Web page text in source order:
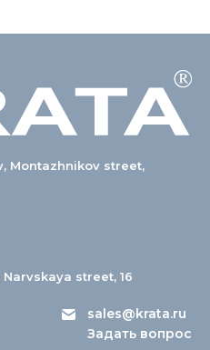
Montazhnikov street,
Narvskaya street, 16
sales@krata.ru
Задать вопрос